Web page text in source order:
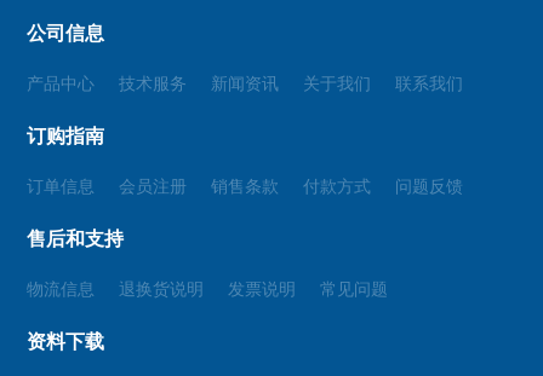
公司信息
产品中心 技术服务 新闻资讯 关于我们 联系我们
订购指南
订单信息 会员注册 销售条款 付款方式 问题反馈
售后和支持
物流信息 退换货说明 发票说明 常见问题
资料下载